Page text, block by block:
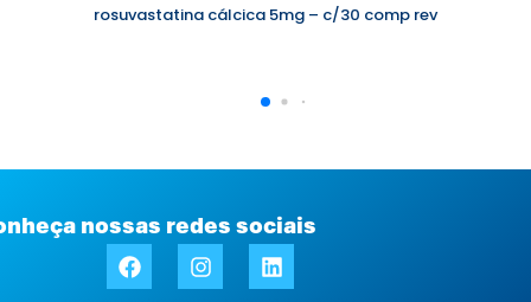
rosuvastatina cálcica 5mg – c/30 comp rev
nossas redes sociais